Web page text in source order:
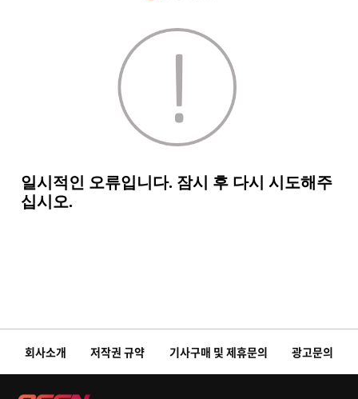
회사소개 저작권 규약 기사구매 및 제휴문의 광고문의